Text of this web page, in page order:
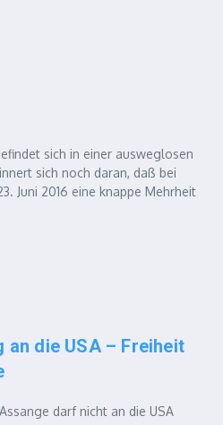
sich in einer ausweglosen
sich noch daran, daß bei
Juni 2016 eine knappe Mehrheit
an die USA – Freiheit
darf nicht an die USA